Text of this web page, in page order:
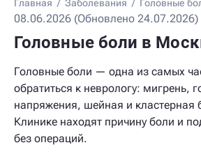
Главная / Заболевания / Головные
08.06.2026 (Обновлено 24.07.2026)
Головные боли в
Головные боли — одна из самых
обратиться к неврологу: мигрень,
напряжения, шейная и кластерная
Клинике находят причину боли и
без операций.